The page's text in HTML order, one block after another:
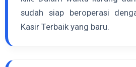
sudah siap beroperasi
Kasir Terbaik yang baru.